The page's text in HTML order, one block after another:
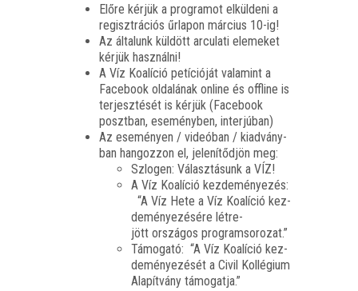
Elő­re kér­jük a prog­ra­mot elkül­de­ni a
regiszt­rá­ci­ós űrla­pon már­ci­us 10-ig!
Az álta­lunk kül­dött arcu­la­ti ele­me­ket
kér­jük használni!
A Víz Koa­lí­ció petí­ci­ó­ját vala­mint a
Face­book olda­lá­nak online és off­line is
ter­jesz­té­sét is kér­jük (Face­book
poszt­ban, ese­mény­ben, interjúban)
Az ese­mé­nyen / vide­ó­ban / kiad­vány­
ban han­goz­zon el, jele­ní­tőd­jön meg:
Szlo­gen: Válasz­tá­sunk a VÍZ!
A Víz Koa­lí­ció kez­de­mé­nye­zés:
“A Víz Hete a Víz Koa­lí­ció kez­
de­mé­nye­zé­sé­re lét­re­
jött orszá­gos programsorozat.”
Támo­ga­tó: “A Víz Koa­lí­ció kez­
de­mé­nye­zé­sét a Civil Kol­lé­gi­um
Ala­pít­vány támogatja.”